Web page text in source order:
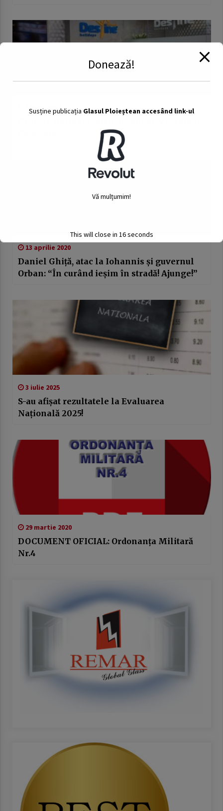
10 mai 2022
13 aprilie 2020
Daniel Ghiţă, atac la Iohannis și guvernul
Orban: “În curând ieşim în stradă! Ajunge!”
3 iulie 2025
S-au afișat rezultatele la Evaluarea
Națională 2025!
29 martie 2020
DOCUMENT OFICIAL: Ordonanța Militară
Nr.4
Donează!
Susține publicația Glasul Ploieștean accesând link-ul
Vă mulțumim!
This will close in 15seconds